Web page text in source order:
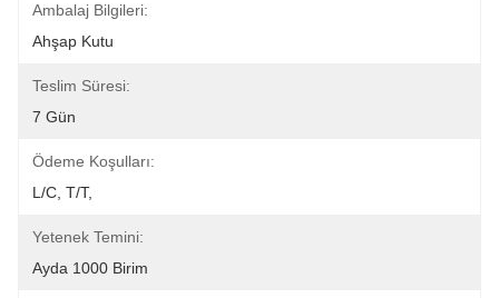
Ambalaj Bilgileri:
Ahşap Kutu
Teslim Süresi:
7 Gün
Ödeme Koşulları:
L/C, T/T,
Yetenek Temini:
Ayda 1000 Birim